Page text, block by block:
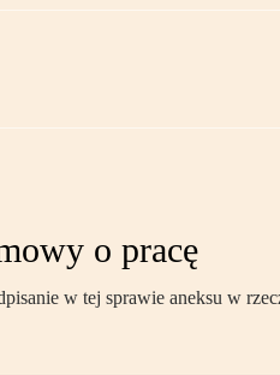
o pracę
w tej sprawie aneksu w